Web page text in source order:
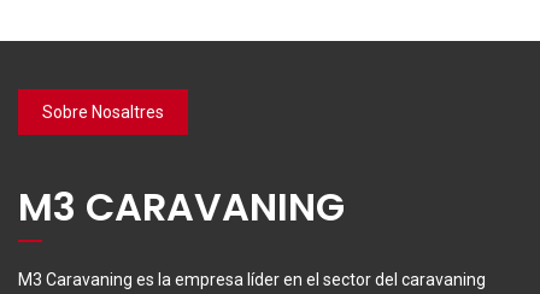
Sobre Nosaltres
M3 CARAVANING
M3 Caravaning es la empresa líder en el sector del caravaning